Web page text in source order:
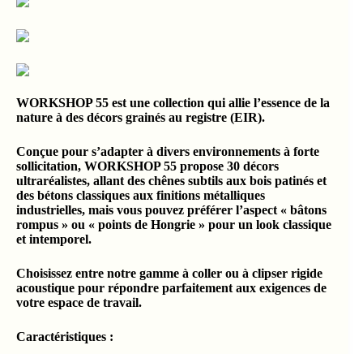
WORKSHOP 55 est une collection qui allie l’essence de la
nature à des décors grainés au registre (EIR).
Conçue pour s’adapter à divers environnements à forte
sollicitation, WORKSHOP 55 propose 30 décors
ultraréalistes, allant des chênes subtils aux bois patinés et
des bétons classiques aux finitions métalliques
industrielles, mais vous pouvez préférer l’aspect « bâtons
rompus » ou « points de Hongrie » pour un look classique
et intemporel.
Choisissez entre notre gamme à coller ou à clipser rigide
acoustique pour répondre parfaitement aux exigences de
votre espace de travail.
Caractéristiques :